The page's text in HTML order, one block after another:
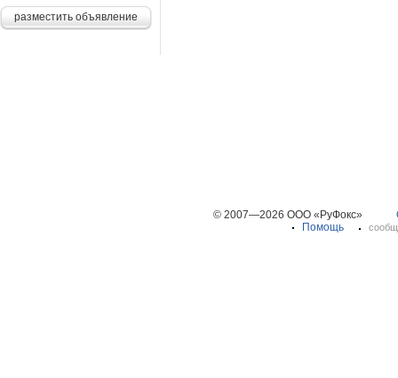
разместить объявление
© 2007—2026 ООО «РуФокс»
Помощь